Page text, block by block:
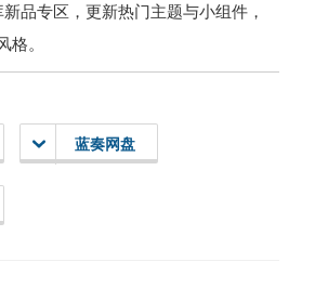
品专区，更新热门主题与小组件，
格。
蓝奏网盘